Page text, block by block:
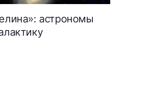
астрономы